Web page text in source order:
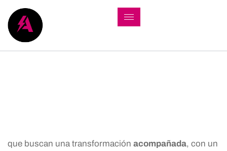
que buscan una transformación acompañada, con un